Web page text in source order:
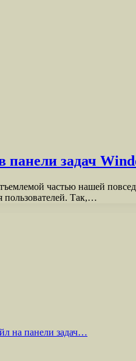
задач
частью нашей
пользователей. Так,…
на панели задач…